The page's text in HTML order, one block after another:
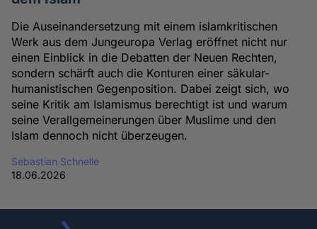
Die Auseinandersetzung mit einem islamkritischen
Werk aus dem Jungeuropa Verlag eröffnet nicht nur
einen Einblick in die Debatten der Neuen Rechten,
sondern schärft auch die Konturen einer säkular-
humanistischen Gegenposition. Dabei zeigt sich, wo
seine Kritik am Islamismus berechtigt ist und warum
seine Verallgemeinerungen über Muslime und den
Islam dennoch nicht überzeugen.
Sebastian Schnelle
18.06.2026